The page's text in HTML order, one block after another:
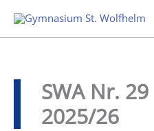
Inhalt
springen
SWA Nr.
2025/26